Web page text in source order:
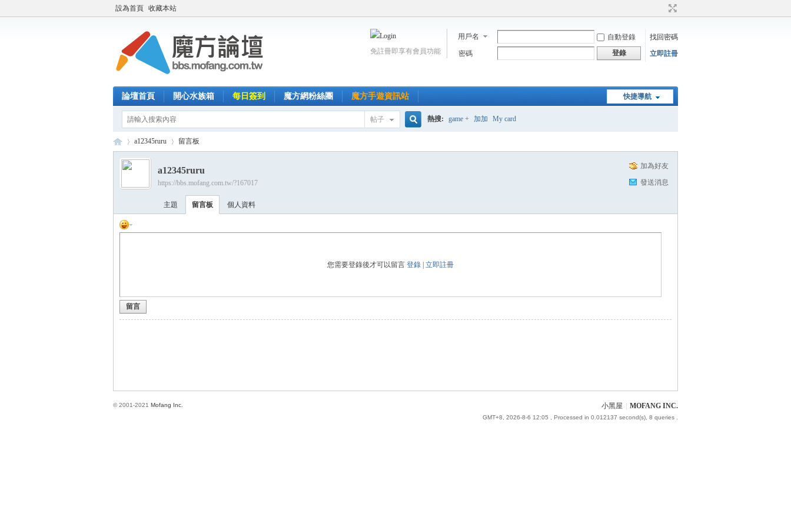
設為首頁 收藏本站
用戶名 自動登錄
找回密碼
密碼
登錄 立即註冊
免註冊即享有會員功能
快捷導航
論壇首頁 開心水族箱 每日簽到 魔方網粉絲團 魔方手遊資訊站
帖子 熱搜: game + 加加 My card
›
a12345ruru 留言板
加為好友
發送消息
a12345ruru
https://bbs.mofang.com.tw/?167017
主題 留言板 個人資料
您需要登錄後才可以留言登錄 |立即註冊
留言
小黑屋 MOFANG INC.
GMT+8, 2026-8-6 12:05 , Processed in 0.012137 second(s), 8 queries .
© 2001-2021 Mofang Inc.